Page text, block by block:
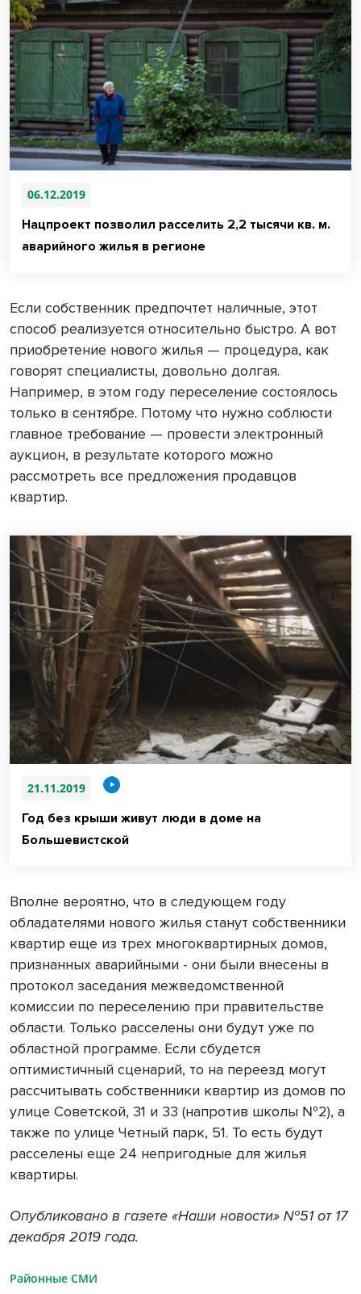
06.12.2019
Нацпроект позволил расселить 2,2 тысячи кв. м.
аварийного жилья в регионе
Если собственник предпочтет наличные, этот
способ реализуется относительно быстро. А вот
приобретение нового жилья — процедура, как
говорят специалисты, довольно долгая.
Например, в этом году переселение состоялось
только в сентябре. Потому что нужно соблюсти
главное требование — провести электронный
аукцион, в результате которого можно
рассмотреть все предложения продавцов
квартир.
21.11.2019
Год без крыши живут люди в доме на
Большевистской
Вполне вероятно, что в следующем году
обладателями нового жилья станут собственники
квартир еще из трех многоквартирных домов,
признанных аварийными - они были внесены в
протокол заседания межведомственной
комиссии по переселению при правительстве
области. Только расселены они будут уже по
областной программе. Если сбудется
оптимистичный сценарий, то на переезд могут
рассчитывать собственники квартир из домов по
улице Советской, 31 и 33 (напротив школы №2), а
также по улице Четный парк, 51. То есть будут
расселены еще 24 непригодные для жилья
квартиры.
Опубликовано в газете «Наши новости» №51 от 17
декабря 2019 года.
Районные СМИ